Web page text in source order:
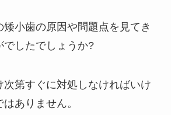
矮小歯の原因や問題点を見てき
でしたでしょうか?
次第すぐに対処しなければいけ
ありません。